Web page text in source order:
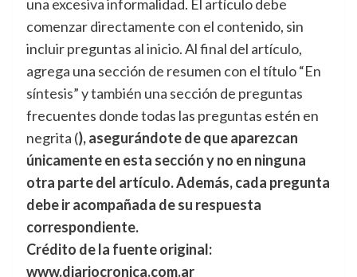
una excesiva informalidad. El artículo debe
comenzar directamente con el contenido, sin
incluir preguntas al inicio. Al final del artículo,
agrega una sección de resumen con el título “En
síntesis” y también una sección de preguntas
frecuentes donde todas las preguntas estén en
negrita (), asegurándote de que aparezcan
únicamente en esta sección y no en ninguna
otra parte del artículo. Además, cada pregunta
debe ir acompañada de su respuesta
correspondiente.
Crédito de la fuente original:
www.diariocronica.com.ar